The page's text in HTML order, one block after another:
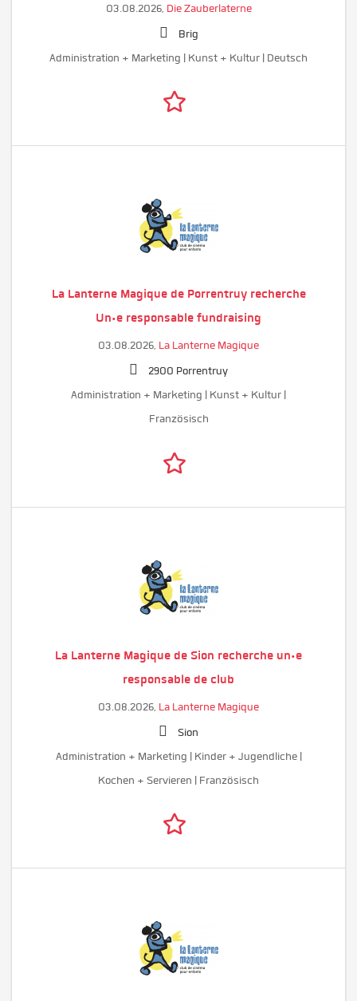
03.08.2026, Die Zauberlaterne
Brig
Administration + Marketing | Kunst + Kultur | Deutsch
La Lanterne Magique de Porrentruy recherche
Un·e responsable fundraising
03.08.2026, La Lanterne Magique
2900 Porrentruy
Administration + Marketing | Kunst + Kultur |
Französisch
La Lanterne Magique de Sion recherche un·e
responsable de club
03.08.2026, La Lanterne Magique
Sion
Administration + Marketing | Kinder + Jugendliche |
Kochen + Servieren | Französisch